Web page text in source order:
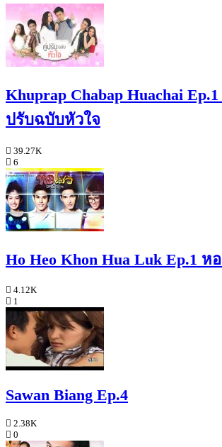
Khuprap Chabap Huachai
ปรับฉบับหัวใจ
39.27K
6
Ho Heo Khon Hua Luk Ep.1 ห
4.12K
1
Sawan Biang Ep.4
2.38K
0